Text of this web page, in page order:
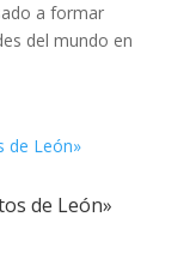
a formar
del mundo en
de León»